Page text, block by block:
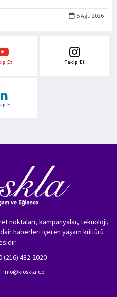
5 Ağu 2026
Et Takip Et
Et
noktaları, kampanyalar, teknoloji,
haberleri içeren yaşam kültürü
(216) 482-2020
info@kioskla.co